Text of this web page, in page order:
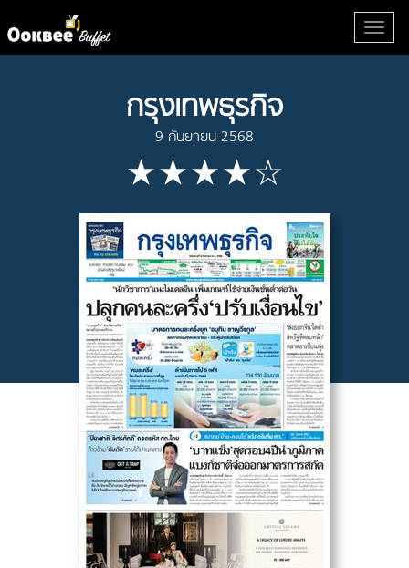
กรุงเทพธุรกิจ
9 กันยายน 2568